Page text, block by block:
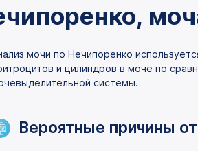
мочи по Нечипоренко
и цилиндров в моче по
системы.
Вероятные причины